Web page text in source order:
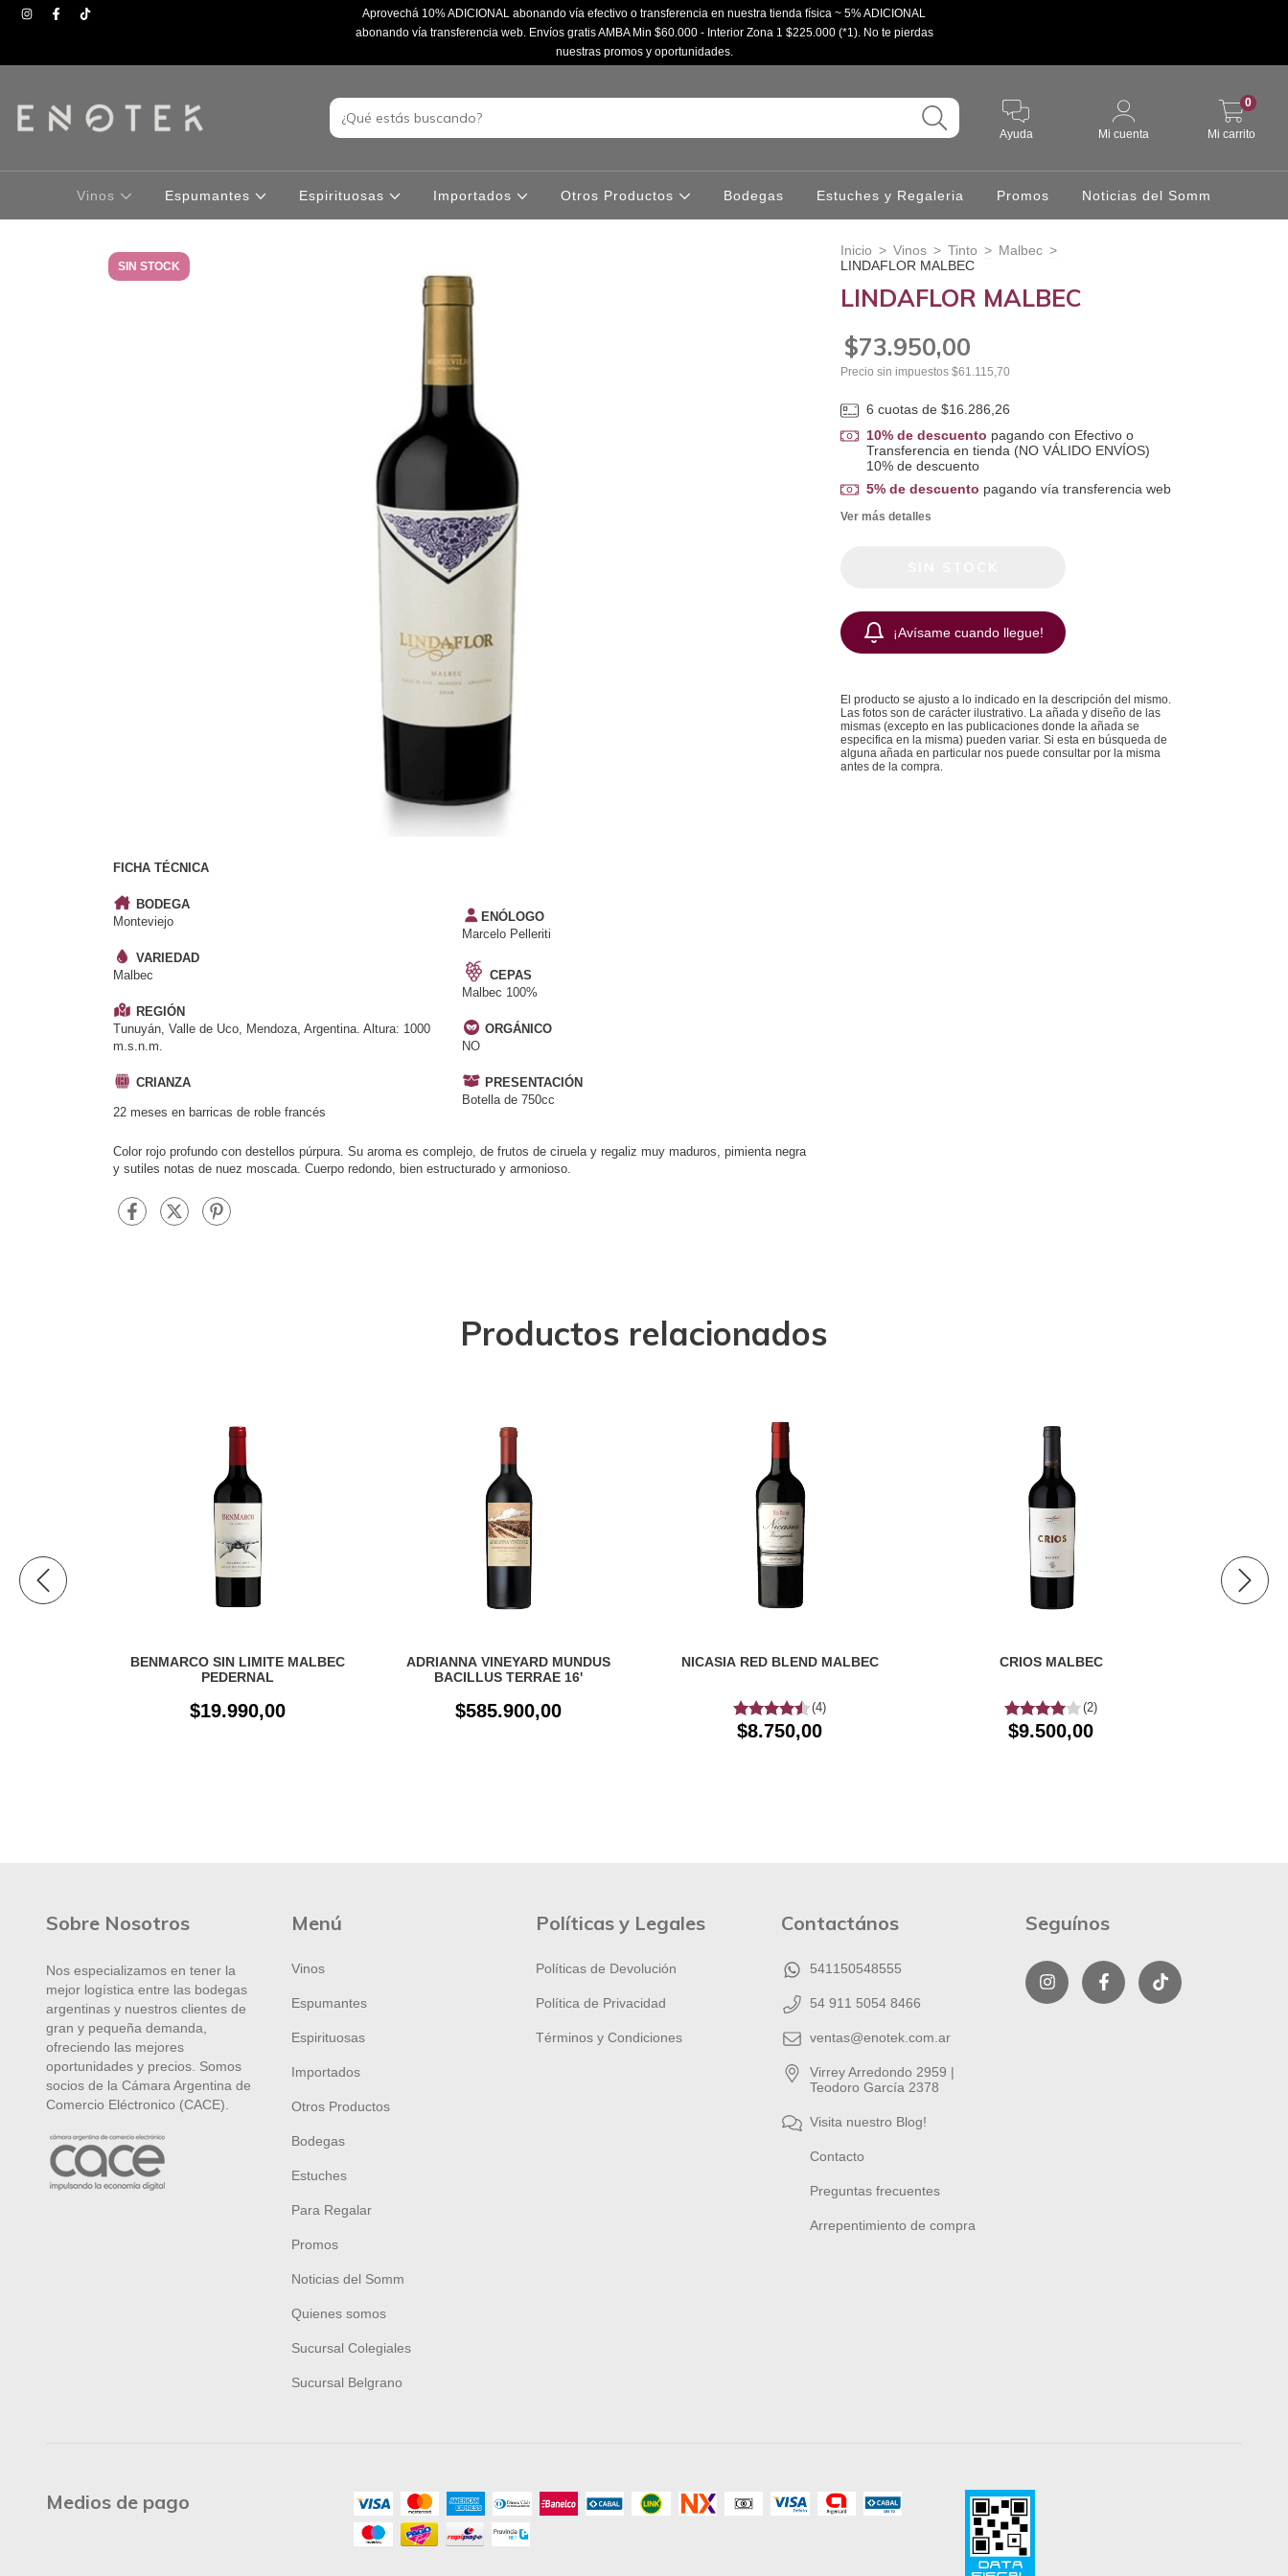
Aprovechá 10% ADICIONAL abonando vía efectivo o transferencia en nuestra tienda física ~ 5% ADICIONAL
abonando vía transferencia web. Envíos gratis AMBA Min $60.000 - Interior Zona 1 $225.000 (*1). No te pierdas
nuestras promos y oportunidades.
Ayuda Mi cuenta Mi carrito
0
Vinos Espumantes Espirituosas Importados Otros Productos Bodegas Estuches y Regaleria Promos Noticias del Somm
SIN STOCK
FICHA TÉCNICA
BODEGA
Monteviejo
VARIEDAD
Malbec
REGIÓN
Tunuyán, Valle de Uco, Mendoza, Argentina. Altura: 1000
m.s.n.m.
CRIANZA
22 meses en barricas de roble francés
ENÓLOGO
Marcelo Pelleriti
CEPAS
Malbec 100%
ORGÁNICO
NO
PRESENTACIÓN
Botella de 750cc
Color rojo profundo con destellos púrpura. Su aroma es complejo, de frutos de ciruela y regaliz muy maduros, pimienta negra
y sutiles notas de nuez moscada. Cuerpo redondo, bien estructurado y armonioso.
Inicio > Vinos > Tinto > Malbec >
LINDAFLOR MALBEC
LINDAFLOR MALBEC
$73.950,00
Precio sin impuestos $61.115,70
6 cuotas de $16.286,26
10% de descuento pagando con Efectivo o
Transferencia en tienda (NO VÁLIDO ENVÍOS)
10% de descuento
5% de descuento pagando vía transferencia web
Ver más detalles
¡Avísame cuando llegue!
El producto se ajusto a lo indicado en la descripción del mismo.
Las fotos son de carácter ilustrativo. La añada y diseño de las
mismas (excepto en las publicaciones donde la añada se
especifica en la misma) pueden variar. Si esta en búsqueda de
alguna añada en particular nos puede consultar por la misma
antes de la compra.
Productos relacionados
BENMARCO SIN LIMITE MALBEC
PEDERNAL
$19.990,00
ADRIANNA VINEYARD MUNDUS
BACILLUS TERRAE 16'
$585.900,00
NICASIA RED BLEND MALBEC
(4)
$8.750,00
CRIOS MALBEC
(2)
$9.500,00
Sobre Nosotros
Nos especializamos en tener la
mejor logística entre las bodegas
argentinas y nuestros clientes de
gran y pequeña demanda,
ofreciendo las mejores
oportunidades y precios. Somos
socios de la Cámara Argentina de
Comercio Eléctronico (CACE).
Menú
Vinos
Espumantes
Espirituosas
Importados
Otros Productos
Bodegas
Estuches
Para Regalar
Promos
Noticias del Somm
Quienes somos
Sucursal Colegiales
Sucursal Belgrano
Políticas y Legales
Políticas de Devolución
Política de Privacidad
Términos y Condiciones
Contactános
541150548555
54 911 5054 8466
ventas@enotek.com.ar
Virrey Arredondo 2959 |
Teodoro García 2378
Visita nuestro Blog!
Contacto
Preguntas frecuentes
Arrepentimiento de compra
Seguínos
Medios de pago